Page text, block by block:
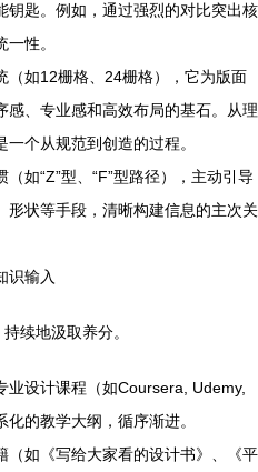
钥匙。例如，通过强烈的对比突出核
性。
（如12栅格、24栅格），它为版面
、专业感和高效布局的基石。从理
个从规范到创造的过程。
如“Z”型、“F”型路径），主动引导
形状等手段，清晰构建信息的主次关
识输入
续地汲取养分。
业设计课程（如Coursera, Udemy,
的教学大纲，循序渐进。
（如《写给大家看的设计书》、《平